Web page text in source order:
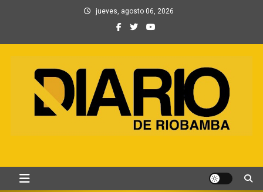
jueves, agosto 06, 2026
y Contenidos digitales